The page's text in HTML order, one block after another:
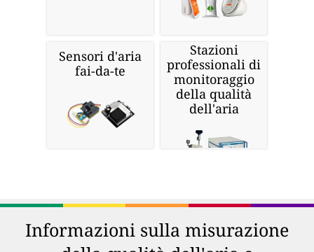
Sensori d'aria
fai-da-te
Stazioni
professionali di
monitoraggio
della qualità
dell'aria
Informazioni sulla misurazione